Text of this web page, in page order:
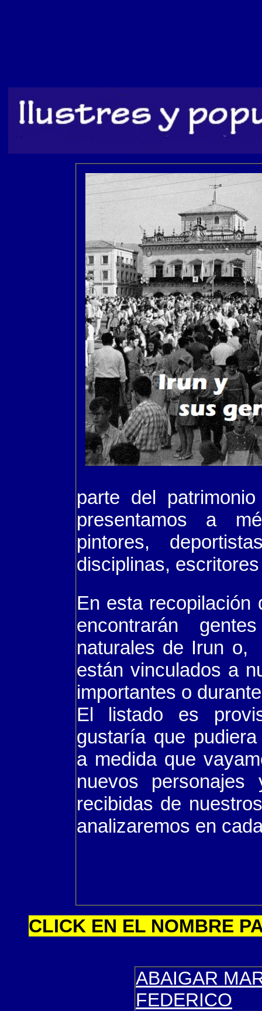
parte del
presentamos a
pintores,
disciplinas,
En esta recopilación
encontrarán
naturales de Irun o,
están vinculados a
importantes o
El listado es
gustaría que
a medida que
nuevos personajes
recibidas de
analizaremos en
CLICK EN EL NOMBRE
ABAIGAR
FEDERICO